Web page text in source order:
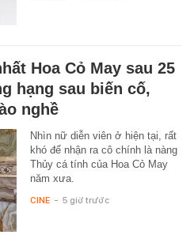
Hoa Cỏ May sau 25
hạng sau biến cố,
nghề
Nhìn nữ diễn viên ở hiện tại, rất
khó để nhận ra cô chính là nàng
Thủy cá tính của Hoa Cỏ May
năm xưa.
CINE - 5 giờ trước